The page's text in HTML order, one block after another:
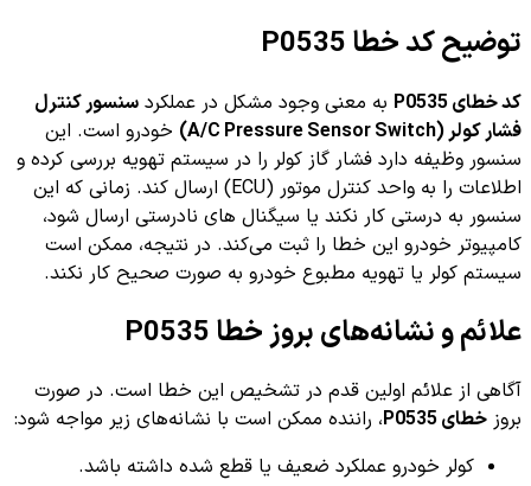
توضیح کد خطا P0535
کد خطای P0535 به معنی وجود مشکل در عملکرد سنسور کنترل
فشار کولر (A/C Pressure Sensor Switch)
خودرو است. این
سنسور وظیفه دارد فشار گاز کولر را در سیستم تهویه بررسی کرده و
اطلاعات را به واحد کنترل موتور (ECU) ارسال کند. زمانی که این
سنسور به درستی کار نکند یا سیگنال های نادرستی ارسال شود،
کامپیوتر خودرو این خطا را ثبت می‌کند. در نتیجه، ممکن است
سیستم کولر یا تهویه مطبوع خودرو به صورت صحیح کار نکند.
علائم و نشانه‌های بروز خطا P0535
آگاهی از علائم اولین قدم در تشخیص این خطا است. در صورت
بروز خطای P0535
، راننده ممکن است با نشانه‌های زیر مواجه شود:
کولر خودرو عملکرد ضعیف یا قطع شده داشته باشد.